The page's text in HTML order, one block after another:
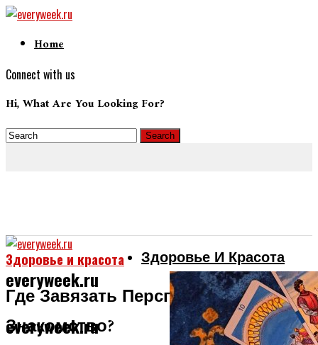
Home
Connect with us
Hi, What Are You Looking For?
everyweek.ru
everyweek.ru
Здоровье И Красота
Здоровье и красота
Где Завязать Перспективное
Знакомство?